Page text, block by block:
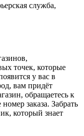
служба,
точек, которые
у вас в
вам придёт
обращаетесь к
заказа. Забрать
который знает